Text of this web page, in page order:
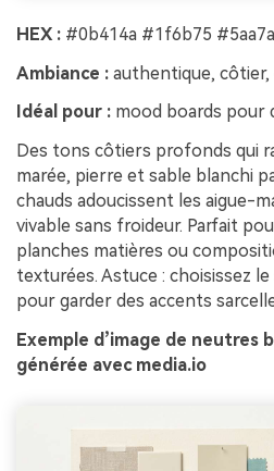
HEX : #0b414a #1f6b75
Ambiance : authentique, côtier,
Idéal pour : mood boards pour
Des tons côtiers profonds qui
marée, pierre et sable blanchi
chauds adoucissent les aigue-
vivable sans froideur. Parfait
planches matières ou
texturées. Astuce : choisissez
pour garder des accents
Exemple d’image de neutres
générée avec media.io